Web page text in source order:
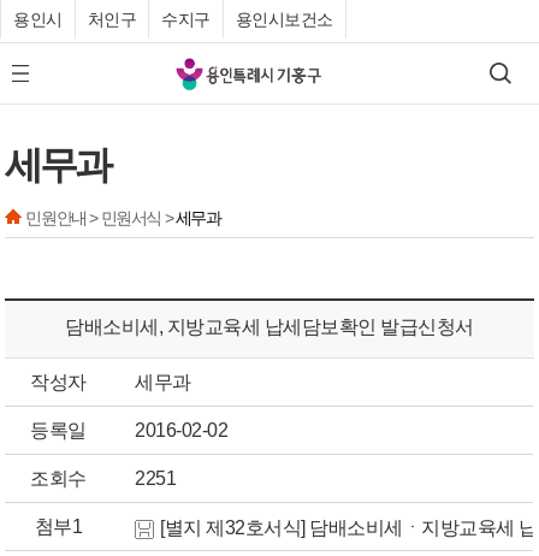
용인시 처인구 수지구 용인시보건소
모바일 메뉴 버튼
기
흥
검색
세무과
민원안내 > 민원서식 >세무과
담배소비세, 지방교육세 납세담보확인 발급신청서
작성자 세무과
등록일 2016-02-02
조회수 2251
첨부1 [별지 제32호서식] 담배소비세ㆍ지방교육세